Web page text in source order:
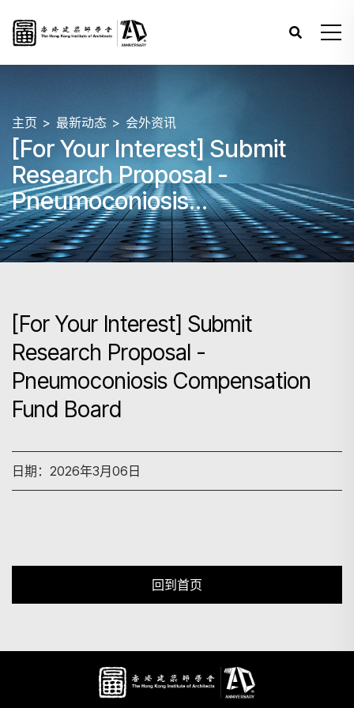
主页 最新动态 会外资讯
[For Your Interest] Submit
Research Proposal -
Pneumoconiosis
Compensation Fund Board
[For Your Interest] Submit
Research Proposal -
Pneumoconiosis Compensation
Fund Board
日期：2026年3月06日
回到首页